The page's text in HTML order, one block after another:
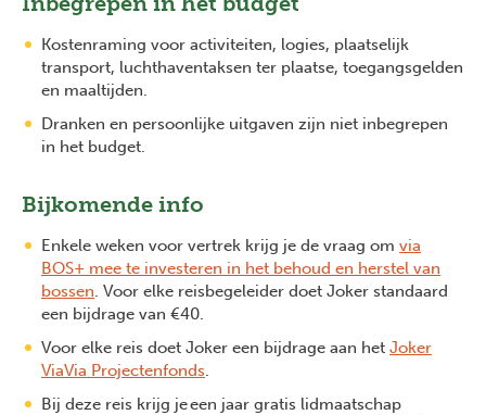
Kostenraming voor activiteiten, logies, plaatselijk
transport, luchthaventaksen ter plaatse, toegangsgelden
en maaltijden.
Dranken en persoonlijke uitgaven zijn niet inbegrepen
in het budget.
Bijkomende info
Enkele weken voor vertrek krijg je de vraag om via
BOS+ mee te investeren in het behoud en herstel van
bossen. Voor elke reisbegeleider doet Joker standaard
een bijdrage van €40.
Voor elke reis doet Joker een bijdrage aan het Joker
ViaVia Projectenfonds.
Bij deze reis krijg je een jaar gratis lidmaatschap